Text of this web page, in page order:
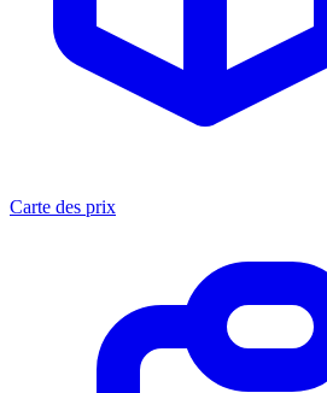
Carte des prix